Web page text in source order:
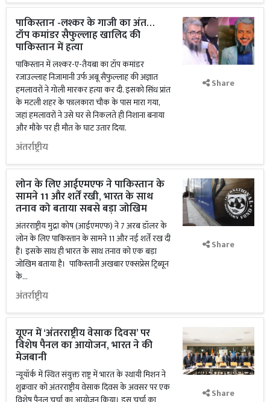
पाकिस्तान -लश्कर के गाजी का अंत…
टॉप कमांडर सैफुल्लाह खालिद की
पाकिस्तान में हत्या
पाकिस्तान में लश्कर-ए-तैयबा का टॉप कमांडर
रजाउल्लाह निजामानी उर्फ अबू सैफुल्लाह की अज्ञात
हमलावरों ने गोली मारकर हत्या कर दी. इसको सिंध प्रांत
के मटली शहर के फालकारा चौक के पास मारा गया,
जहां हमलावरों ने उसे घर से निकलते ही निशाना बनाया
और मौके पर ही मौत के घाट उतार दिया.
अंतर्राष्ट्रीय
Share
लोन के लिए आईएमएफ ने पाकिस्तान के
सामने 11 और शर्तें रखी, भारत के साथ
तनाव को बताया सबसे बड़ा जोखिम
अंतरराष्ट्रीय मुद्रा कोष (आईएमएफ) ने 7 अरब डॉलर के
लोन के लिए पाकिस्तान के सामने 11 और नई शर्तें रख दी
हैं। इसके साथ ही भारत के साथ तनाव को एक बड़ा
जोखिम बताया है। पाकिस्तानी अखबार एक्सप्रेस ट्रिब्यून
के...
अंतर्राष्ट्रीय
Share
यूएन में ‘अंतरराष्ट्रीय वेसाक दिवस’ पर
विशेष पैनल का आयोजन, भारत ने की
मेजबानी
न्यूयॉर्क में स्थित संयुक्त राष्ट्र में भारत के स्थायी मिशन ने
शुक्रवार को अंतरराष्ट्रीय वेसाक दिवस के अवसर पर एक
Share